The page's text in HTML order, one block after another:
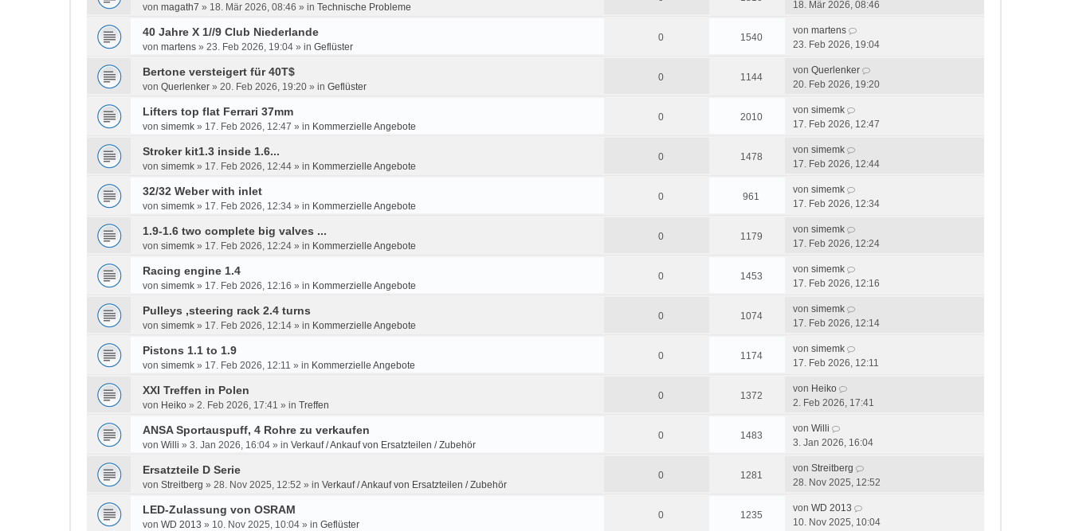
von magath7 » 18. Mär 2026, 08:46 » in Technische Probleme
18. Mär 2026, 08:46
40 Jahre X 1//9 Club Niederlande
von martens » 23. Feb 2026, 19:04 » in Geflüster
0 1540
von martens
23. Feb 2026, 19:04
Bertone versteigert für 40T$
von Querlenker » 20. Feb 2026, 19:20 » in Geflüster
0 1144
von Querlenker
20. Feb 2026, 19:20
Lifters top flat Ferrari 37mm
von simemk » 17. Feb 2026, 12:47 » in Kommerzielle Angebote
0 2010
von simemk
17. Feb 2026, 12:47
Stroker kit1.3 inside 1.6...
von simemk » 17. Feb 2026, 12:44 » in Kommerzielle Angebote
0 1478
von simemk
17. Feb 2026, 12:44
32/32 Weber with inlet
von simemk » 17. Feb 2026, 12:34 » in Kommerzielle Angebote
0 961
von simemk
17. Feb 2026, 12:34
1.9-1.6 two complete big valves ...
von simemk » 17. Feb 2026, 12:24 » in Kommerzielle Angebote
0 1179
von simemk
17. Feb 2026, 12:24
Racing engine 1.4
von simemk » 17. Feb 2026, 12:16 » in Kommerzielle Angebote
0 1453
von simemk
17. Feb 2026, 12:16
Pulleys ,steering rack 2.4 turns
von simemk » 17. Feb 2026, 12:14 » in Kommerzielle Angebote
0 1074
von simemk
17. Feb 2026, 12:14
Pistons 1.1 to 1.9
von simemk » 17. Feb 2026, 12:11 » in Kommerzielle Angebote
0 1174
von simemk
17. Feb 2026, 12:11
XXI Treffen in Polen
von Heiko » 2. Feb 2026, 17:41 » in Treffen
0 1372
von Heiko
2. Feb 2026, 17:41
ANSA Sportauspuff, 4 Rohre zu verkaufen
von Willi » 3. Jan 2026, 16:04 » in Verkauf / Ankauf von Ersatzteilen / Zubehör
0 1483
von Willi
3. Jan 2026, 16:04
Ersatzteile D Serie
von Streitberg » 28. Nov 2025, 12:52 » in Verkauf / Ankauf von Ersatzteilen / Zubehör
0 1281
von Streitberg
28. Nov 2025, 12:52
LED-Zulassung von OSRAM
von WD 2013 » 10. Nov 2025, 10:04 » in Geflüster
0 1235
von WD 2013
10. Nov 2025, 10:04